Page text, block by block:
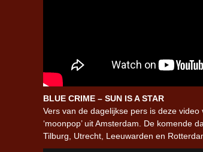
BLUE CRIME – SUN IS A STAR
Vers van de dagelijkse pers is deze
‘moonpop’ uit Amsterdam. De komende
Tilburg, Utrecht, Leeuwarden en